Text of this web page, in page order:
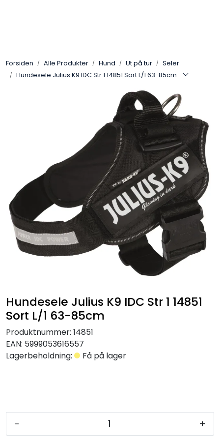
Forsiden Alle Produkter Hund Ut på tur
Seler
Hundesele Julius K9 IDC Str 1 14851 Sort L/1 63-85cm
Hundesele Julius K9 IDC Str 1 14851
Sort L/1 63-85cm
Produktnummer: 14851
EAN: 5999053616557
Lagerbeholdning:
Få på lager
- +
Leverandører